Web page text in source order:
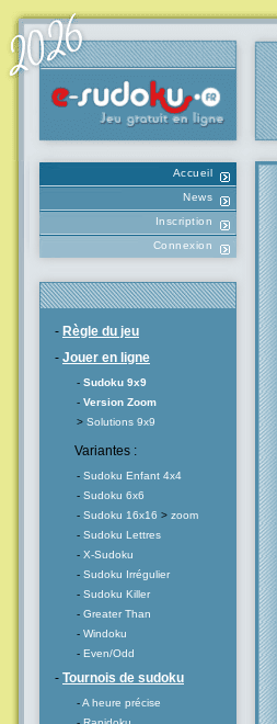
Accueil
News
Inscription
Connexion
- Règle du jeu
- Jouer en ligne
- Sudoku 9x9
- Version Zoom
> Solutions 9x9
Variantes :
- Sudoku Enfant 4x4
- Sudoku 6x6
- Sudoku 16x16 > zoom
- Sudoku Lettres
- X-Sudoku
- Sudoku Irrégulier
- Sudoku Killer
- Greater Than
- Windoku
- Even/Odd
- Tournois de sudoku
-A heure précise